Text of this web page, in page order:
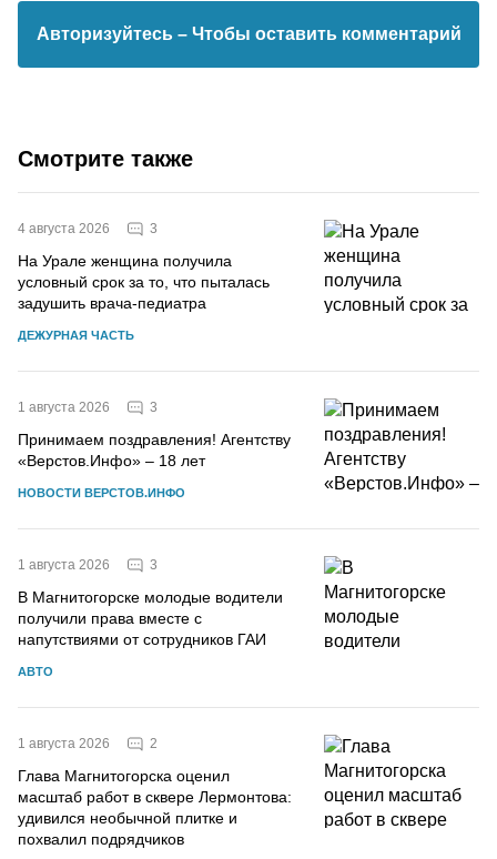
Авторизуйтесь – Чтобы оставить комментарий
Смотрите также
4 августа 2026 3
На Урале женщина получила
условный срок за то, что пыталась
задушить врача-педиатра
ДЕЖУРНАЯ ЧАСТЬ
1 августа 2026 3
Принимаем поздравления! Агентству
«Верстов.Инфо» – 18 лет
НОВОСТИ ВЕРСТОВ.ИНФО
1 августа 2026 3
В Магнитогорске молодые водители
получили права вместе с
напутствиями от сотрудников ГАИ
АВТО
1 августа 2026 2
Глава Магнитогорска оценил
масштаб работ в сквере Лермонтова:
удивился необычной плитке и
похвалил подрядчиков